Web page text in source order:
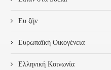
Ευ ζήν
Ευρωπαϊκή Οικογένεια
Ελληνική Κοινωνία